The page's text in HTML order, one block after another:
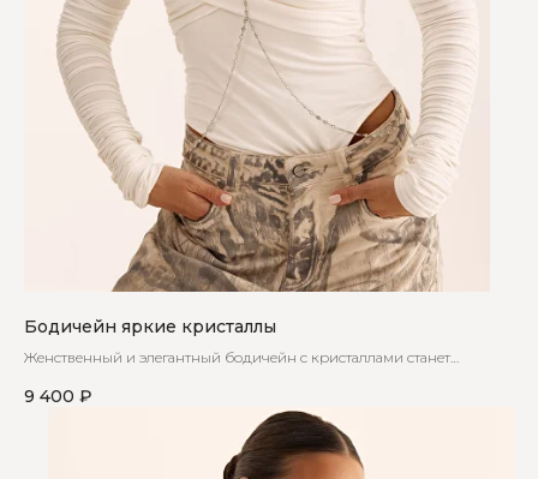
Бодичейн яркие кристаллы
Женственный и элегантный бодичейн с кристаллами станет
9 400 ₽